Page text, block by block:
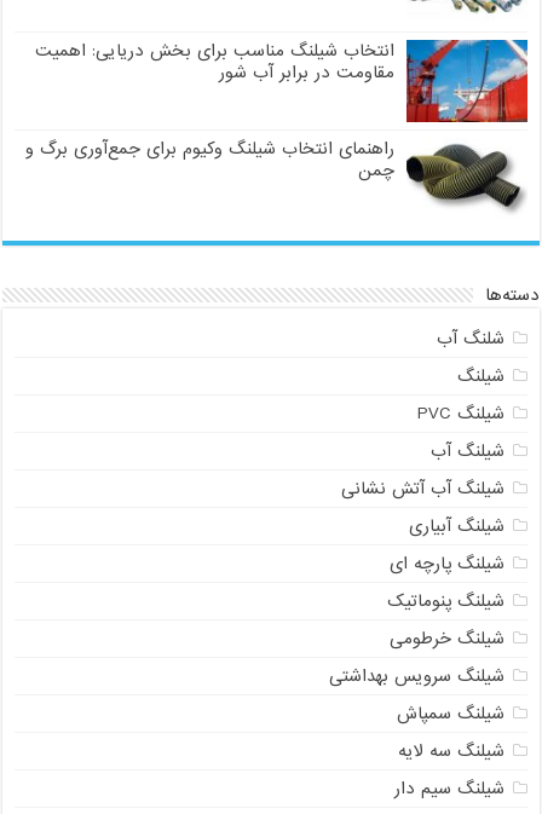
انتخاب شیلنگ مناسب برای بخش دریایی: اهمیت
مقاومت در برابر آب شور
راهنمای انتخاب شیلنگ وکیوم برای جمع‌آوری برگ و
چمن
دسته‌ها
شلنگ آب
شیلنگ
شیلنگ PVC
شیلنگ آب
شیلنگ آب آتش نشانی
شیلنگ آبیاری
شیلنگ پارچه ای
شیلنگ پنوماتیک
شیلنگ خرطومی
شیلنگ سرویس بهداشتی
شیلنگ سمپاش
شیلنگ سه لایه
شیلنگ سیم دار